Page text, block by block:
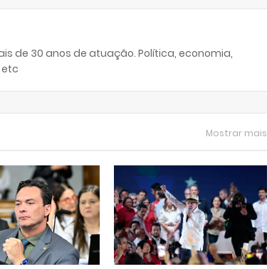
de 30 anos de atuação. Política, economia,
Mostrar mais